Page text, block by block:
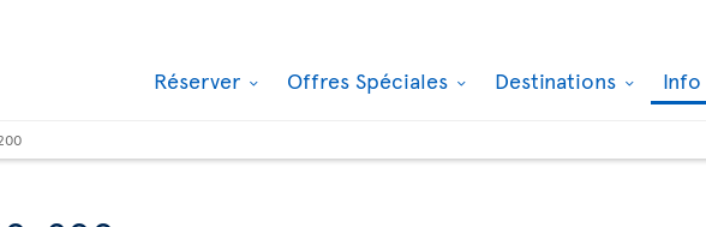
Réserver Offres Spéciales Destinations Info